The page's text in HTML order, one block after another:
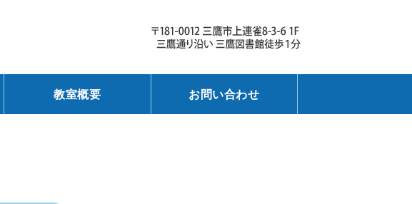
明るく輝ける学習塾 ライト個別学習教室｜
お子
教室概要 お問い合わせ